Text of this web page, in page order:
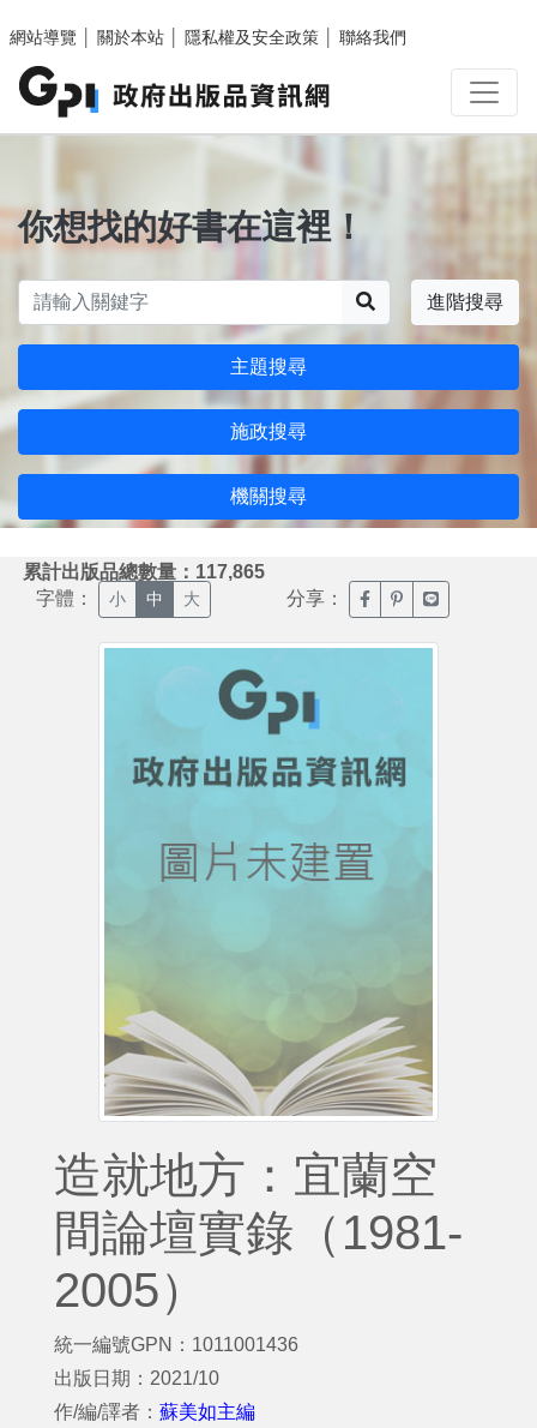
網站導覽
關於本站 隱私權及安全政策 聯絡我們
你想找的好書在這裡！
進階搜尋
主題搜尋
施政搜尋
機關搜尋
累計出版品總數量：117,865
字體： 小 中 大 分享： 臉書分享(另開新視窗)
噗浪分享(另開新
Line分享(另
造就地方：宜蘭空
間論壇實錄（1981-
2005）
統一編號GPN：1011001436
出版日期：2021/10
作/編/譯者： 蘇美如主編